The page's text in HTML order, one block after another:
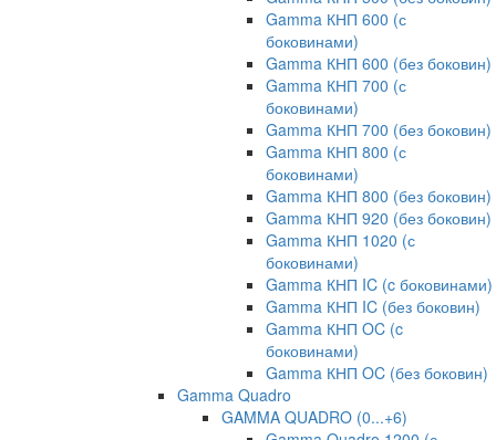
Gamma КНП 600 (с
боковинами)
Gamma КНП 600 (без боковин)
Gamma КНП 700 (с
боковинами)
Gamma КНП 700 (без боковин)
Gamma КНП 800 (с
боковинами)
Gamma КНП 800 (без боковин)
Gamma КНП 920 (без боковин)
Gamma КНП 1020 (с
боковинами)
Gamma КНП IC (c боковинами)
Gamma КНП IC (без боковин)
Gamma КНП OC (c
боковинами)
Gamma КНП OC (без боковин)
Gamma Quadro
GAMMA QUADRO (0...+6)